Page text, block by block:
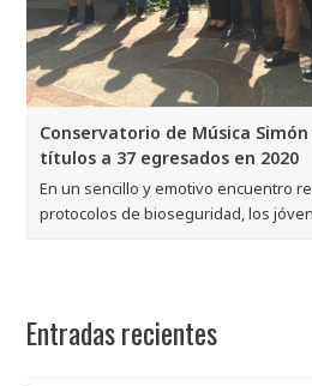
Conservatorio de Música
títulos a 37 egresados en 2020
En un sencillo y emotivo encuentro
protocolos de bioseguridad, los
Entradas recientes